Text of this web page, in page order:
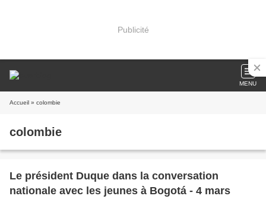
Publicité
MENU
Accueil » colombie
colombie
Le président Duque dans la conversation
nationale avec les jeunes à Bogotá - 4 mars